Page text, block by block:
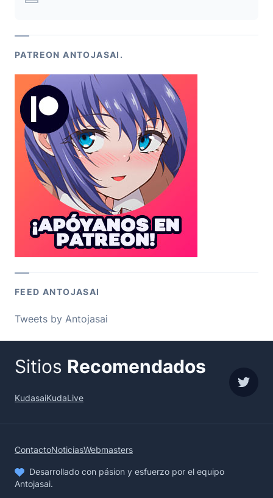
PATREON ANTOJASAI.
FEED ANTOJASAI
Tweets by Antojasai
Sitios Recomendados
KudasaiKudaLive
ContactoNoticiasWebmasters
Desarrollado con pásion y esfuerzo por el equipo
Antojasai.